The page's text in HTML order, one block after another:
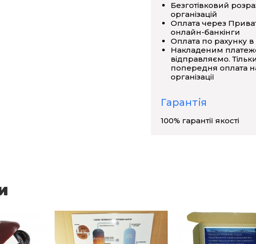
Безготівковий
організацій
Оплата через
онлайн-банкінги
Оплата по рахунку в
Накладеним
відправляємо.
попередня оплата
організації
Гарантія
100% гарантії якості